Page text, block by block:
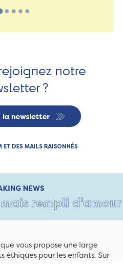
notre
?
la newsletter
ET DES MAILS RAISONNÉS
NEWS
rempli d'amour •
vous propose une large
éthiques pour les enfants. Sur